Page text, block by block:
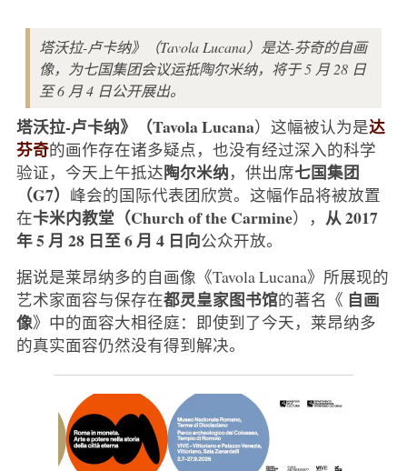
塔沃拉-卢卡纳》（Tavola Lucana）是达-芬奇的自画
像，为七国集团会议运抵陶尔米纳，将于 5 月 28 日
至 6 月 4 日公开展出。
塔沃拉-卢卡纳》（Tavola Lucana）这幅被认为是达
芬奇的画作存在诸多疑点，也没有经过深入的科学
验证，今天上午抵达陶尔米纳，供出席七国集团
（G7） 峰会的国际代表团欣赏。这幅作品将被放置
在卡米内教堂（Church of the Carmine）， 从 2017
年 5 月 28 日至 6 月 4 日向公众开放。
据说是莱昂纳多的自画像《Tavola Lucana》所展现的
艺术家面容与保存在都灵皇家图书馆的著名《 自画
像》中的面容大相径庭：即使到了今天，莱昂纳多
的真实面容仍然没有得到解决。